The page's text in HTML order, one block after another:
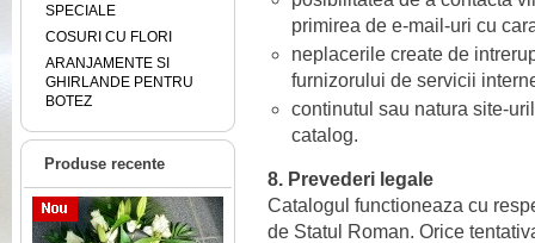
SPECIALE
COSURI CU FLORI
ARANJAMENTE SI
GHIRLANDE PENTRU
BOTEZ
Produse recente
primirea de e-mail-uri cu
neplacerile create de
furnizorului de servicii
continutul sau natura site-
catalog.
8. Prevederi legale
Catalogul functioneaza cu
de Statul Roman. Orice